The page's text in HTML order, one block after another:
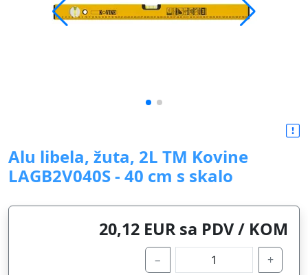
Alu libela, žuta, 2L TM Kovine
LAGB2V040S - 40 cm s skalo
20,12 EUR sa PDV / KOM
− +